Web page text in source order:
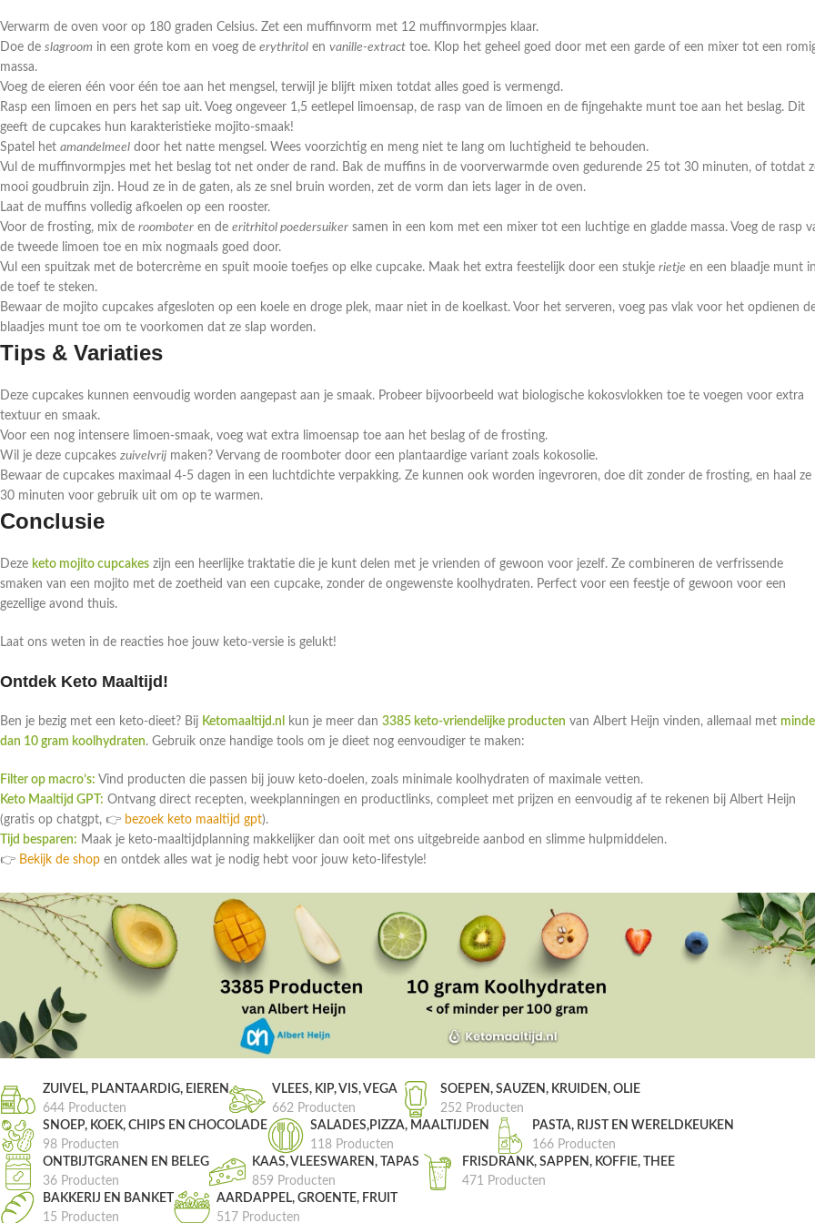
Verwarm de oven voor op 180 graden Celsius. Zet een muffinvorm met 12 muffinvormpjes klaar.
Doe de slagroom in een grote kom en voeg de erythritol en vanille-extract toe. Klop het geheel goed door met een garde of een mixer tot een
massa.
Voeg de eieren één voor één toe aan het mengsel, terwijl je blijft mixen totdat alles goed is vermengd.
Rasp een limoen en pers het sap uit. Voeg ongeveer 1,5 eetlepel limoensap, de rasp van de limoen en de fijngehakte munt toe aan het beslag. Dit
geeft de cupcakes hun karakteristieke mojito-smaak!
Spatel het amandelmeel door het natte mengsel. Wees voorzichtig en meng niet te lang om luchtigheid te behouden.
Vul de muffinvormpjes met het beslag tot net onder de rand. Bak de muffins in de voorverwarmde oven gedurende 25 tot 30 minuten, of totdat
mooi goudbruin zijn. Houd ze in de gaten, als ze snel bruin worden, zet de vorm dan iets lager in de oven.
Laat de muffins volledig afkoelen op een rooster.
Voor de frosting, mix de roomboter en de eritrhitol poedersuiker samen in een kom met een mixer tot een luchtige en gladde massa. Voeg de rasp
de tweede limoen toe en mix nogmaals goed door.
Vul een spuitzak met de botercrème en spuit mooie toefjes op elke cupcake. Maak het extra feestelijk door een stukje rietje en een blaadje munt
de toef te steken.
Bewaar de mojito cupcakes afgesloten op een koele en droge plek, maar niet in de koelkast. Voor het serveren, voeg pas vlak voor het opdienen
blaadjes munt toe om te voorkomen dat ze slap worden.
Tips & Variaties
Deze cupcakes kunnen eenvoudig worden aangepast aan je smaak. Probeer bijvoorbeeld wat biologische kokosvlokken toe te voegen voor extra
textuur en smaak.
Voor een nog intensere limoen-smaak, voeg wat extra limoensap toe aan het beslag of de frosting.
Wil je deze cupcakes zuivelvrij maken? Vervang de roomboter door een plantaardige variant zoals kokosolie.
Bewaar de cupcakes maximaal 4-5 dagen in een luchtdichte verpakking. Ze kunnen ook worden ingevroren, doe dit zonder de frosting, en haal ze
30 minuten voor gebruik uit om op te warmen.
Conclusie
Deze keto mojito cupcakes zijn een heerlijke traktatie die je kunt delen met je vrienden of gewoon voor jezelf. Ze combineren de verfrissende
smaken van een mojito met de zoetheid van een cupcake, zonder de ongewenste koolhydraten. Perfect voor een feestje of gewoon voor een
gezellige avond thuis.
Laat ons weten in de reacties hoe jouw keto-versie is gelukt!
Ontdek Keto Maaltijd!
Ben je bezig met een keto-dieet? Bij Ketomaaltijd.nl kun je meer dan 3385 keto-vriendelijke producten van Albert Heijn vinden, allemaal met
dan 10 gram koolhydraten. Gebruik onze handige tools om je dieet nog eenvoudiger te maken:
Filter op macro’s: Vind producten die passen bij jouw keto-doelen, zoals minimale koolhydraten of maximale vetten.
Keto Maaltijd GPT: Ontvang direct recepten, weekplanningen en productlinks, compleet met prijzen en eenvoudig af te rekenen bij Albert Heijn
(gratis op chatgpt, 👉 bezoek keto maaltijd gpt).
Tijd besparen: Maak je keto-maaltijdplanning makkelijker dan ooit met ons uitgebreide aanbod en slimme hulpmiddelen.
👉 Bekijk de shop en ontdek alles wat je nodig hebt voor jouw keto-lifestyle!
ZUIVEL, PLANTAARDIG, EIEREN
644 Producten
VLEES, KIP, VIS, VEGA
662 Producten
SOEPEN, SAUZEN, KRUIDEN, OLIE
252 Producten
SNOEP, KOEK, CHIPS EN CHOCOLADE
98 Producten
SALADES,PIZZA, MAALTIJDEN
118 Producten
PASTA, RIJST EN WERELDKEUKEN
166 Producten
ONTBIJTGRANEN EN BELEG
36 Producten
KAAS, VLEESWAREN, TAPAS
859 Producten
FRISDRANK, SAPPEN, KOFFIE, THEE
471 Producten
BAKKERIJ EN BANKET
15 Producten
AARDAPPEL, GROENTE, FRUIT
517 Producten